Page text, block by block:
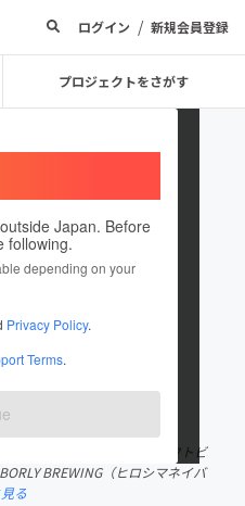
ログイン / 新規会員登録
プロジェクトをさがす
Japan. Before
following.
depending on your
Privacy Policy.
Terms.
クトオーナー
ェクトを投稿しています
街の中心部・本通りのクラフトビ
BREWING（ヒロシマネイバ
る